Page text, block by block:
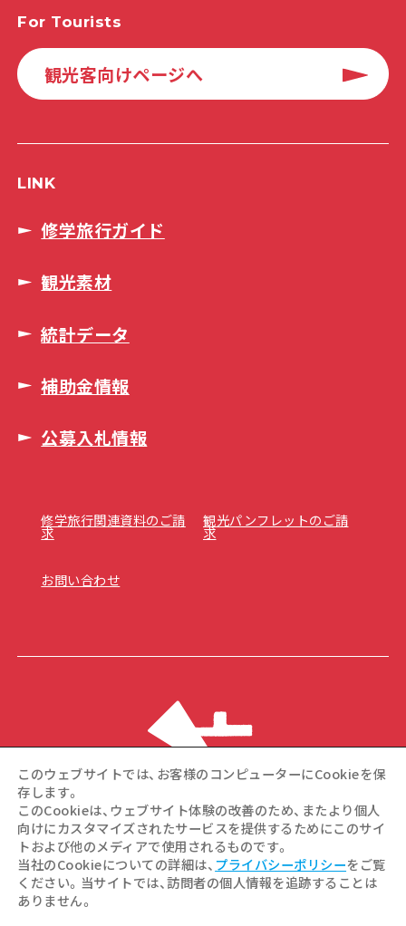
For Tourists
観光客向けページへ
LINK
修学旅行ガイド
観光素材
統計データ
補助金情報
公募入札情報
修学旅行関連資料のご請
求
観光パンフレットのご請
求
お問い合わせ
©Hiroshima Tourism Association / Hiroshima Prefecture /
Hiroshima City .All rights reserved
このウェブサイトでは、お客様のコンピューターにCookieを保
存します。
このCookieは、ウェブサイト体験の改善のため、またより個人
向けにカスタマイズされたサービスを提供するためにこのサイ
トおよび他のメディアで使用されるものです。
当社のCookieについての詳細は、 プライバシーポリシーをご覧
ください。当サイトでは、訪問者の個人情報を追跡することは
ありません。